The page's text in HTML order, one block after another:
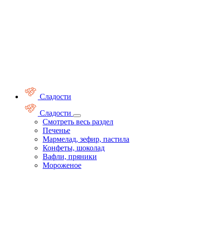
Сладости
Сладости
Смотреть весь раздел
Печенье
Мармелад, зефир, пастила
Конфеты, шоколад
Вафли, пряники
Мороженое